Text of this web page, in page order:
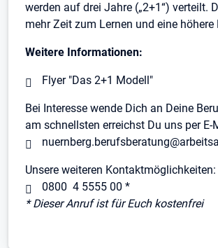
werden auf drei Jahre („2+1“) verteilt.
mehr Zeit zum Lernen und eine höhere
Weitere Informationen:
Flyer "Das 2+1 Modell"
Bei Interesse wende Dich an Deine
am schnellsten erreichst Du uns per E-
Unsere weiteren Kontaktmöglichkeiten:
0800 4 5555 00 *
* Dieser Anruf ist für Euch kostenfrei